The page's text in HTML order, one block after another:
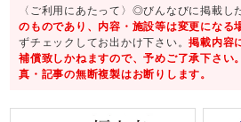
〈ご利用にあたって〉◎びんなびに掲載し
のものであり、内容・施設等は変更になる
ずチェックしてお出かけ下さい。掲載内容
補償致しかねますので、予めご了承下さい
真・記事の無断複製はお断りします。